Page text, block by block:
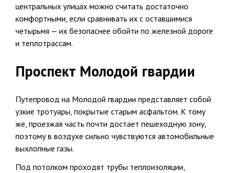
центральных улицах можно считать достаточно
комфортными, если сравнивать их с оставшимися
четырьмя — их безопаснее обойти по железной дороге
и теплотрассам.
Проспект Молодой гвардии
Путепровод на Молодой гвардии представляет собой
узкие тротуары, покрытые старым асфальтом. К тому
же, проезжая часть почти достает пешеходную зону,
поэтому в воздухе сильно чувствуются автомобильные
выхлопные газы.
Под потолком проходят трубы теплоизоляции,